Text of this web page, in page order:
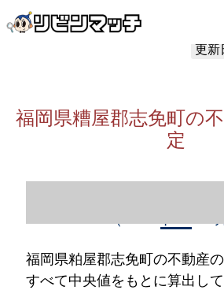
更新
福岡県糟屋郡志免町の
定
福岡県粕屋郡志免町の不動産の
すべて中央値をもとに算出して